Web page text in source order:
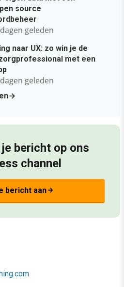
source
geleden
naar UX: zo win je de
met een
geleden
bericht op ons
channel
bericht aanarrow_forward